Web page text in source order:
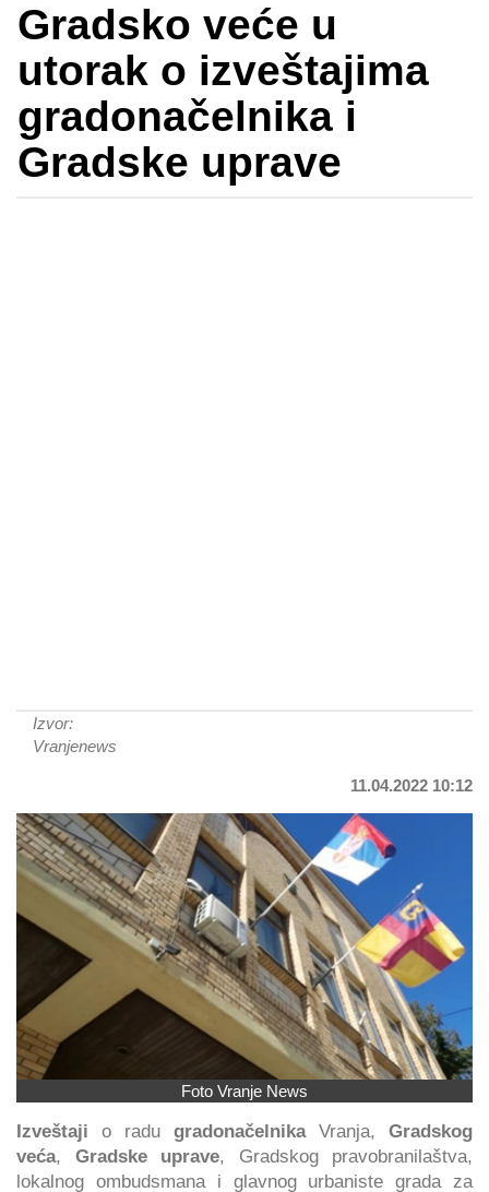
Gradsko veće u
utorak o izveštajima
gradonačelnika i
Gradske uprave
Izvor:
Vranjenews
11.04.2022 10:12
Foto Vranje News
Izveštaji o radu gradonačelnikaVranja, Gradskog
veća, Gradske uprave, Gradskog pravobranilaštva,
lokalnog ombudsmana i glavnog urbaniste grada za